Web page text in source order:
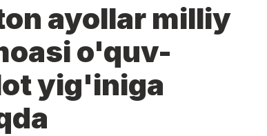
ayollar milliy
o'quv-
yig'iniga